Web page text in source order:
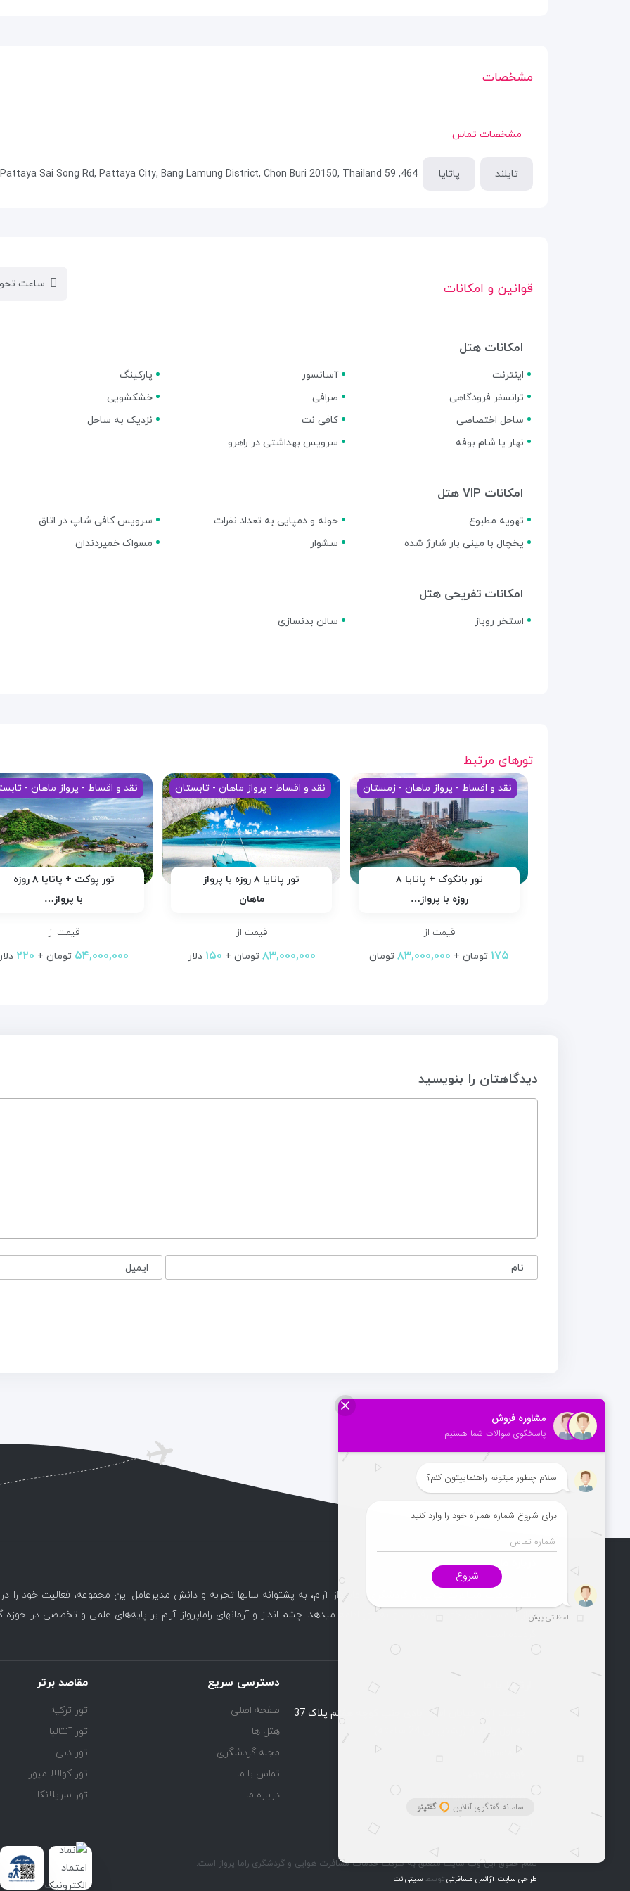
مشخصات
مشخصات تماس
تایلند پاتایا 464, 59 Pattaya Sai Song Rd, Pattaya City, Bang Lamung District, Chon Buri 20150, Thailand
قوانین و امکانات ساعت
امکانات هتل
اینترنت آسانسور
پارکینگ
ترانسفر فرودگاهی
صرافی
خشکشویی
ساحل اختصاصی
کافی نت
نزدیک به ساحل
نهار یا شام بوفه
سرویس بهداشتی در راهرو
امکانات VIP هتل
تهویه مطبوع حوله و دمپایی به تعداد نفرات
سرویس کافی شاپ در اتاق
یخچال با مینی بار شارژ شده
سشوار مسواک خمیردندان
امکانات تفریحی هتل
استخر روباز سالن بدنسازی
تورهای مرتبط
نقد و اقساط - پرواز ماهان - زمستان
تور بانکوک + پاتایا ۸
روزه با پرواز…
قیمت از
۱۷۵ تومان + ۸۳,۰۰۰,۰۰۰ تومان
نقد و اقساط - پرواز ماهان - تابستان
تور پاتایا ۸ روزه با پرواز
ماهان
قیمت از
۸۳,۰۰۰,۰۰۰ تومان + ۱۵۰ دلار
نقد و اقساط - پرواز ماهان -
تور پوکت + پاتایا ۸ روزه
با پرواز…
قیمت از
۵۴,۰۰۰,۰۰۰ تومان + ۲۲۰
دیدگاهتان را بنویسید
نام ایمیل
دفتر خدمات مسافرت هوایی و گردشگری راماپرواز آرام، به پشتوانه سالها تجربه و دانش مدیرعامل این مجموعه، فعالیت خود را
آغاز و مسیر کاری خود را پرقدرت و به روز ادامه میدهد. چشم انداز و آرمانهای راماپرواز آرام بر پایه‌های علمی و تخصصی در
ارتباط با ما
یوسف آباد خیابان اسد آبادی جنب کوچه هفتم پلاک 37
۰۲۱۹۱۰۰۱۸۲۸
دسترسی سریع
صفحه اصلی
هتل ها
مجله گردشگری
تماس با ما
درباره ما
مقاصد برتر
تور ترکیه
تور آنتالیا
تور دبی
تور کوالالامپور
تور سریلانکا
تمام حقوق این وب سایت متعلق به شرکت خدمات مسافرت هوایی و گردشگری راما پرواز است.
طراحی سایت آژانس مسافرتی توسط سیتی نت